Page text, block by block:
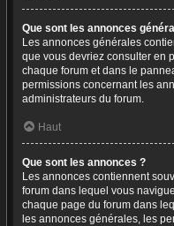
Que sont les annonces
Les annonces générales
que vous devriez consulter en
chaque forum et dans le
permissions concernant les
administrateurs du forum.
Haut
Que sont les annonces ?
Les annonces contiennent
forum dans lequel vous
chaque page du forum dans
les annonces générales, les